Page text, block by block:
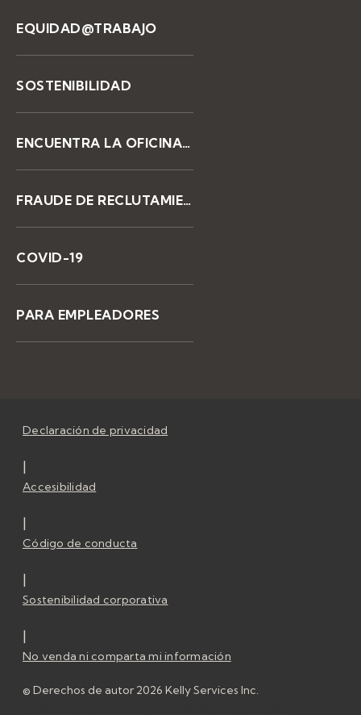
EQUIDAD@TRABAJO
SOSTENIBILIDAD
ENCUENTRA LA OFICINA DE KELLY
FRAUDE DE RECLUTAMIENTO
COVID-19
PARA EMPLEADORES
Declaración de privacidad
|
Accesibilidad
|
Código de conducta
|
Sostenibilidad corporativa
|
No venda ni comparta mi información
© Derechos de autor 2026 Kelly Services Inc.